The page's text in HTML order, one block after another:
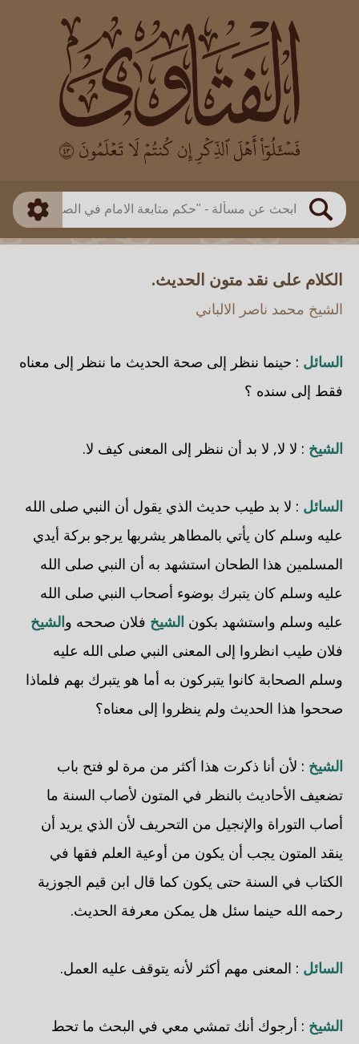
بحث
العالم
بن باز
بن العثيمين
اللجنة الدائمة
طريقة البحث
ذكي
الكلام على نقد متون الحديث.
الشيخ محمد ناصر الالباني
السائل : حينما ننظر إلى صحة الحديث ما ننظر إلى معناه
فقط إلى سنده ؟
الشيخ : لا لا, لا بد أن ننظر إلى المعنى كيف لا.
السائل : لا بد طيب حديث الذي يقول أن النبي صلى الله
عليه وسلم كان يأتي بالمطاهر يشربها يرجو بركة أيدي
المسلمين هذا الطحان استشهد به أن النبي صلى الله
عليه وسلم كان يتبرك بوضوء أصحاب النبي صلى الله
عليه وسلم واستشهد بكون الشيخ فلان صححه والشيخ
فلان طيب انظروا إلى المعنى النبي صلى الله عليه
وسلم الصحابة كانوا يتبركون به أما هو يتبرك بهم فلماذا
صححوا هذا الحديث ولم ينظروا إلى معناه؟
الشيخ : لأن أنا ذكرت هذا أكثر من مرة لو فتح باب
تضعيف الأحاديث بالنظر في المتون لأصاب السنة ما
أصاب التوراة والإنجيل من التحريف لأن الذي يريد أن
ينقد المتون يجب أن يكون من أوعية العلم فقها في
الكتاب في السنة حتى يكون كما قال ابن قيم الجوزية
رحمه الله حينما سئل هل يمكن معرفة الحديث.
السائل : المعنى مهم أكثر لأنه يتوقف عليه العمل.
الشيخ : أرجوك أنك تمشي معي في البحث ما تحط